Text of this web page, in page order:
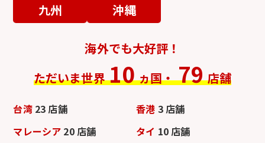
九州
沖縄
海外でも大好評！
ただいま世界 10 ヵ国・ 79 店舗
台湾 23 店舗 香港 3 店舗
マレーシア 20 店舗 タイ 10 店舗